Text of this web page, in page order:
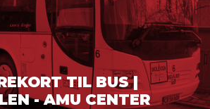
TIL BUS |
- AMU CENTER